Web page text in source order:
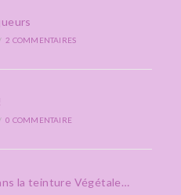
/ 2 COMMENTAIRES
0 COMMENTAIRE
la teinture Végétale…